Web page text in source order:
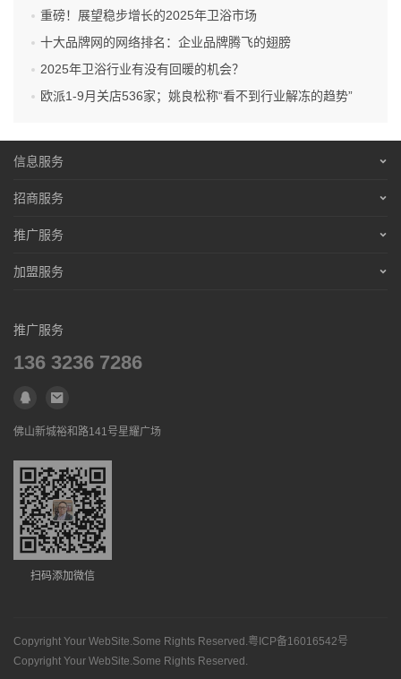
重磅！展望稳步增长的2025年卫浴市场
十大品牌网的网络排名：企业品牌腾飞的翅膀
2025年卫浴行业有没有回暖的机会？
欧派1-9月关店536家；姚良松称“看不到行业解冻的趋势”
信息服务
营销服务
联系合作
招商服务
营销服务
推广服务
营销服务
免责声明
加盟服务
招聘信息
免责声明
联系合作
推广服务
136 3236 7286
佛山新城裕和路141号星耀广场
扫码添加微信
Copyright Your WebSite.Some Rights Reserved. 粤ICP备16016542号
Copyright Your WebSite.Some Rights Reserved.